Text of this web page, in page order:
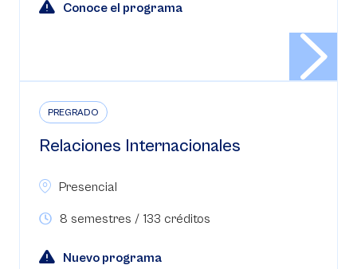
Conoce el programa
PREGRADO
Relaciones Internacionales
Presencial
8 semestres / 133 créditos
Nuevo programa